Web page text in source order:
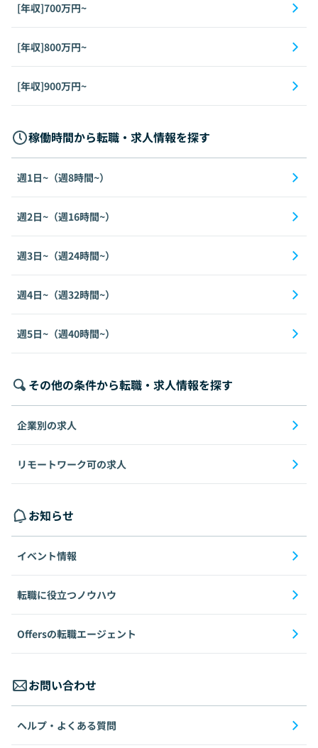
[年収]700万円~
[年収]800万円~
[年収]900万円~
稼働時間から転職・求人情報を探す
週1日~（週8時間~）
週2日~（週16時間~）
週3日~（週24時間~）
週4日~（週32時間~）
週5日~（週40時間~）
その他の条件から転職・求人情報を探す
企業別の求人
リモートワーク可の求人
お知らせ
イベント情報
転職に役立つノウハウ
Offersの転職エージェント
お問い合わせ
ヘルプ・よくある質問